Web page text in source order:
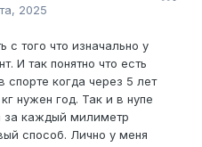
2025
с того что изначально у
И так понятно что есть
спорте когда через 5 лет
нужен год. Так и в нупе
за каждый милиметр
способ. Лично у меня